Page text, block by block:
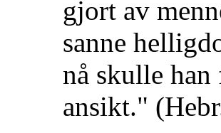
gjort av
sanne
nå skulle
ansikt."